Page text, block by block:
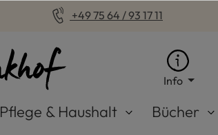
+49 75 64 / 93 17 11
Info
Pflege & Haushalt Bücher